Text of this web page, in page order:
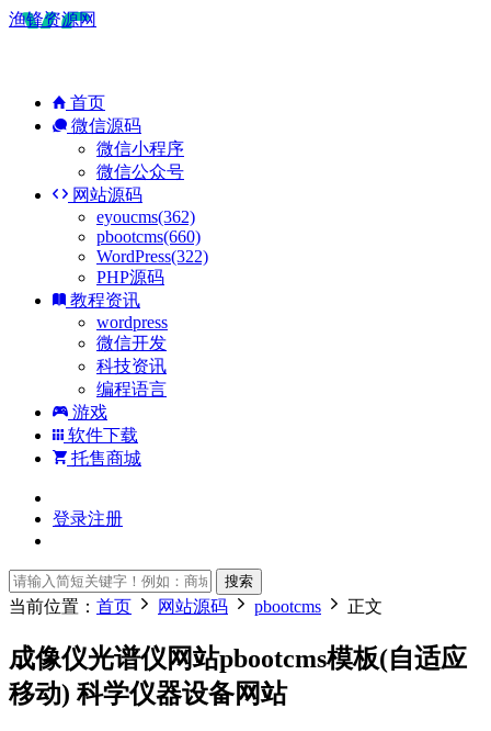
渔锋资源网
首页
微信源码
微信小程序
微信公众号
网站源码
eyoucms(362)
pbootcms(660)
WordPress(322)
PHP源码
教程资讯
wordpress
微信开发
科技资讯
编程语言
游戏
软件下载
托售商城
登录注册
搜索
当前位置： 首页 网站源码 pbootcms 正文
成像仪光谱仪网站pbootcms模板(自适应
移动) 科学仪器设备网站